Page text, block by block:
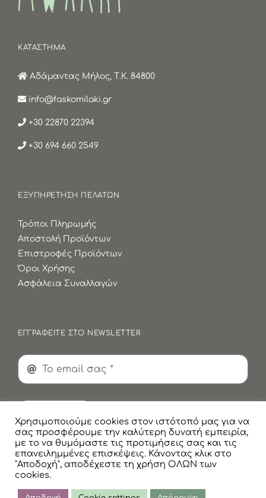
ΚΑΤΑΣΤΗΜΑ
Αδάμαντας Μήλος, Τ.Κ. 84800
info@faskomilaki.gr
+30 22870 22394
+30 694 660 2549
ΕΞΥΠΗΡΕΤΗΣΗ ΠΕΛΑΤΩΝ
Τρόποι Πληρωμής
Αποστολή Προϊόντων
Επιστροφές Προϊόντων
Όροι Χρήσης
Ασφάλεια Συναλλαγών
ΕΓΓΡΑΦΕΙΤΕ ΣΤΟ NEWSLETTER
© Copyright
Πολιτική Προστασίας Προσωπικών Δεδομένων
Χρησιμοποιούμε cookies στον ιστότοπό μας για να
σας προσφέρουμε την καλύτερη δυνατή εμπειρία,
με το να θυμόμαστε τις προτιμήσεις σας και τις
επανειλημμένες επισκέψεις. Κάνοντας κλικ στο
"Αποδοχή", αποδέχεστε τη χρήση ΟΛΩΝ των
cookies.